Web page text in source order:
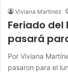
Viviana Martinez
Feriado del
pasará
Por Viviana
pasaron para el